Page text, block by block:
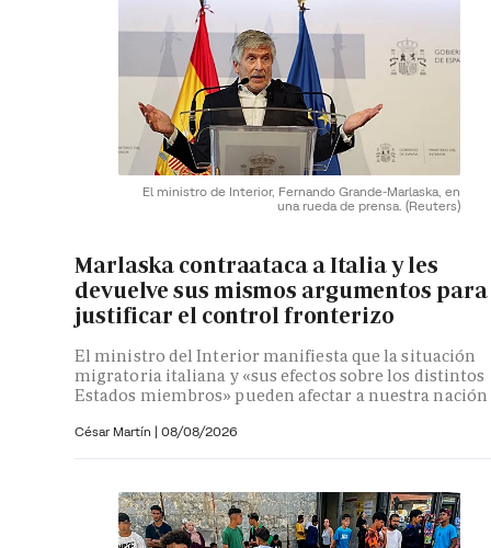
El ministro de Interior, Fernando Grande-Marlaska, en
una rueda de prensa. (Reuters)
Marlaska contraataca a Italia y les
devuelve sus mismos argumentos para
justificar el control fronterizo
El ministro del Interior manifiesta que la situación
migratoria italiana y «sus efectos sobre los distintos
Estados miembros» pueden afectar a nuestra nación
César Martín | 08/08/2026